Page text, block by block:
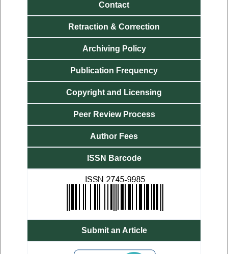
Contact
Retraction & Correction
Archiving Policy
Publication Frequency
Copyright and Licensing
Peer Review Process
Author Fees
ISSN Barcode
Submit an Article